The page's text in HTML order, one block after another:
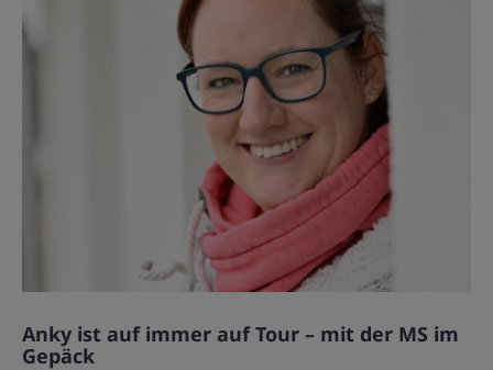
Anky ist auf immer auf Tour – mit der MS im
Gepäck